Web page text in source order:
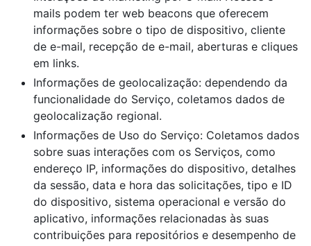
mails podem ter web beacons que oferecem
informações sobre o tipo de dispositivo, cliente
de e-mail, recepção de e-mail, aberturas e cliques
em links.
Informações de geolocalização: dependendo da
funcionalidade do Serviço, coletamos dados de
geolocalização regional.
Informações de Uso do Serviço: Coletamos dados
sobre suas interações com os Serviços, como
endereço IP, informações do dispositivo, detalhes
da sessão, data e hora das solicitações, tipo e ID
do dispositivo, sistema operacional e versão do
aplicativo, informações relacionadas às suas
contribuições para repositórios e desempenho de